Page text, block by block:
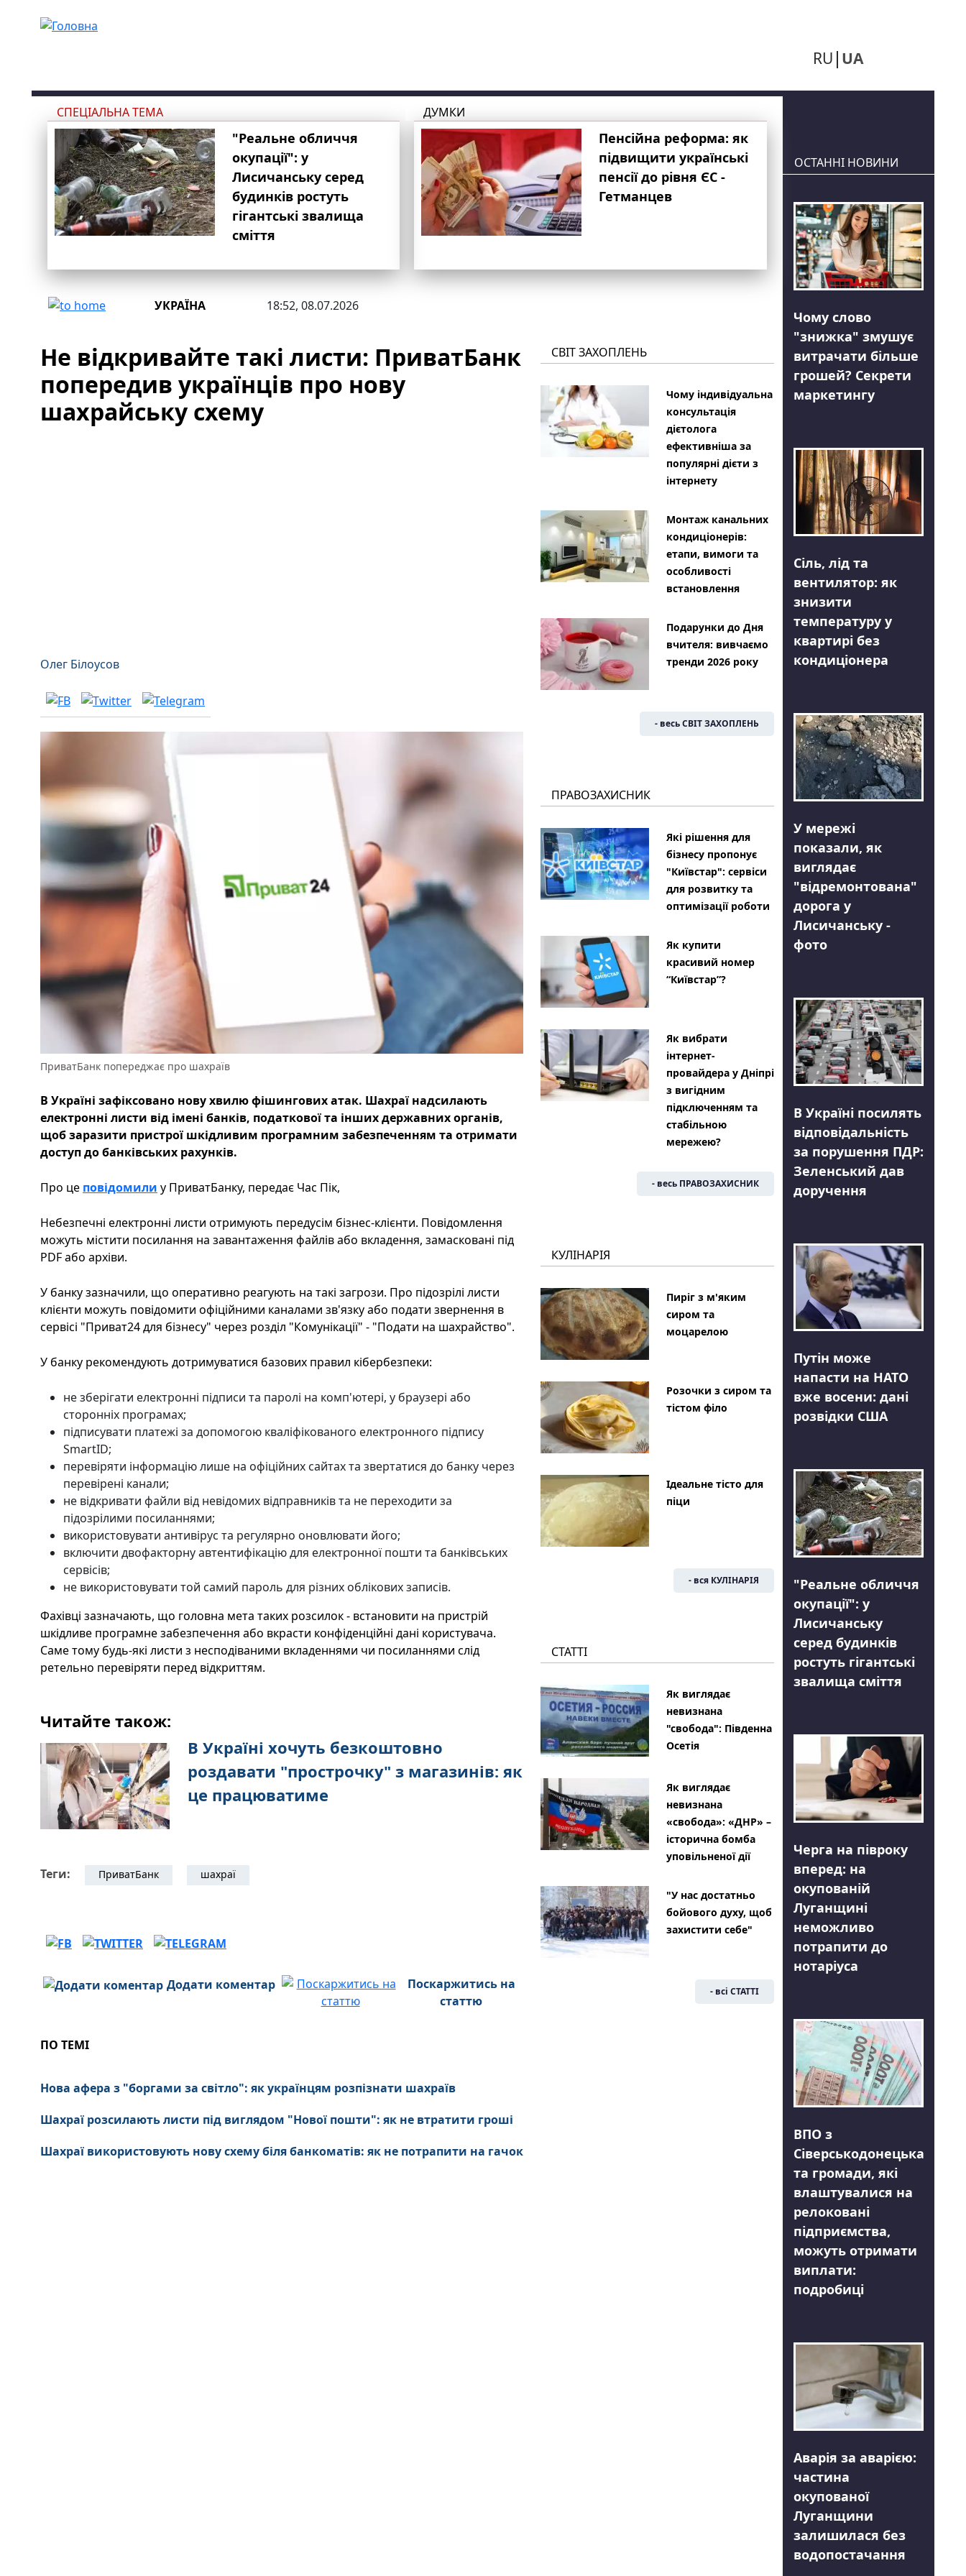
RU UA
СПЕЦІАЛЬНА ТЕМА
"Реальне обличчя
окупації": у
Лисичанську серед
будинків ростуть
гігантські звалища
сміття
ДУМКИ
Пенсійна реформа: як
підвищити українські
пенсії до рівня ЄС -
Гетманцев
УКРАЇНА 18:52, 08.07.2026
Не відкривайте такі листи: ПриватБанк
попередив українців про нову
шахрайську схему
Олег Білоусов
ПриватБанк попереджає про шахраїв
В Україні зафіксовано нову хвилю фішингових атак. Шахраї надсилають
електронні листи від імені банків, податкової та інших державних органів,
щоб заразити пристрої шкідливим програмним забезпеченням та отримати
доступ до банківських рахунків.
Про це повідомили у ПриватБанку, передає Час Пік,
Небезпечні електронні листи отримують передусім бізнес-клієнти. Повідомлення
можуть містити посилання на завантаження файлів або вкладення, замасковані під
PDF або архіви.
У банку зазначили, що оперативно реагують на такі загрози. Про підозрілі листи
клієнти можуть повідомити офіційними каналами зв'язку або подати звернення в
сервісі "Приват24 для бізнесу" через розділ "Комунікації" - "Подати на шахрайство".
У банку рекомендують дотримуватися базових правил кібербезпеки:
не зберігати електронні підписи та паролі на комп'ютері, у браузері або
сторонніх програмах;
підписувати платежі за допомогою кваліфікованого електронного підпису
SmartID;
перевіряти інформацію лише на офіційних сайтах та звертатися до банку через
перевірені канали;
не відкривати файли від невідомих відправників та не переходити за
підозрілими посиланнями;
використовувати антивірус та регулярно оновлювати його;
включити двофакторну автентифікацію для електронної пошти та банківських
сервісів;
не використовувати той самий пароль для різних облікових записів.
Фахівці зазначають, що головна мета таких розсилок - встановити на пристрій
шкідливе програмне забезпечення або вкрасти конфіденційні дані користувача.
Саме тому будь-які листи з несподіваними вкладеннями чи посиланнями слід
ретельно перевіряти перед відкриттям.
Читайте також:
В Україні хочуть безкоштовно
роздавати "прострочку" з магазинів: як
це працюватиме
Теги: ПриватБанк шахраї
Додати коментар
Поскаржитись на
статтю
ПО ТЕМІ
Нова афера з "боргами за світло": як українцям розпізнати шахраїв
Шахраї розсилають листи під виглядом "Нової пошти": як не втратити гроші
Шахраї використовують нову схему біля банкоматів: як не потрапити на гачок
СВІТ ЗАХОПЛЕНЬ
Чому індивідуальна
консультація
дієтолога
ефективніша за
популярні дієти з
інтернету
Монтаж канальних
кондиціонерів:
етапи, вимоги та
особливості
встановлення
Подарунки до Дня
вчителя: вивчаємо
тренди 2026 року
- весь СВІТ ЗАХОПЛЕНЬ
ПРАВОЗАХИСНИК
Які рішення для
бізнесу пропонує
"Київстар": сервіси
для розвитку та
оптимізації роботи
Як купити
красивий номер
“Київстар”?
Як вибрати
інтернет-
провайдера у Дніпрі
з вигідним
підключенням та
стабільною
мережею?
- весь ПРАВОЗАХИСНИК
КУЛІНАРІЯ
Пиріг з м'яким
сиром та
моцарелою
Розочки з сиром та
тістом філо
Ідеальне тісто для
піци
- вся КУЛІНАРІЯ
СТАТТІ
Як виглядає
невизнана
"свобода": Південна
Осетія
Як виглядає
невизнана
«свобода»: «ДНР» –
історична бомба
уповільненої дії
"У нас достатньо
бойового духу, щоб
захистити себе"
- всі СТАТТІ
ОСТАННІ НОВИНИ
Чому слово
"знижка" змушує
витрачати більше
грошей? Секрети
маркетингу
Сіль, лід та
вентилятор: як
знизити
температуру у
квартирі без
кондиціонера
У мережі
показали, як
виглядає
"відремонтована"
дорога у
Лисичанську -
фото
В Україні посилять
відповідальність
за порушення ПДР:
Зеленський дав
доручення
Путін може
напасти на НАТО
вже восени: дані
розвідки США
"Реальне обличчя
окупації": у
Лисичанську
серед будинків
ростуть гігантські
звалища сміття
Черга на півроку
вперед: на
окупованій
Луганщині
неможливо
потрапити до
нотаріуса
ВПО з
Сіверськодонецька
та громади, які
влаштувалися на
релоковані
підприємства,
можуть отримати
виплати:
подробиці
Аварія за аварією:
частина
окупованої
Луганщини
залишилася без
водопостачання